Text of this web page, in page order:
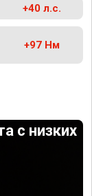
+40 л.с.
+97 Нм
с низких